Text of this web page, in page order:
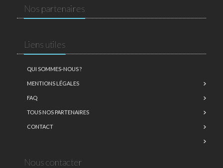
Nos partenaires
Liens utiles
QUI SOMMES-NOUS ?
MENTIONS LÉGALES
FAQ
TOUS NOS PARTENAIRES
CONTACT
Nous contacter